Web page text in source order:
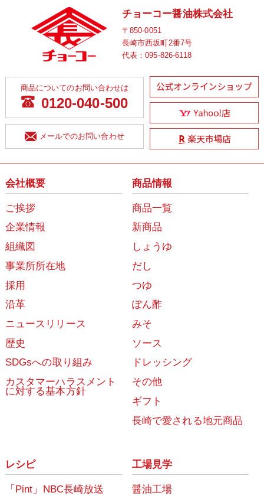
チョーコー醤油株式会社
〒850-0051
長崎市西坂町2番7号
代表：095-826-6118
商品についてのお問い合わせは
0120-040-500
メールでのお問い合わせ
会社概要
ご挨拶
企業情報
組織図
事業所所在地
採用
沿革
ニュースリリース
歴史
SDGsへの取り組み
カスタマーハラスメント
に対する基本方針
商品情報
商品一覧
新商品
しょうゆ
だし
つゆ
ぽん酢
みそ
ソース
ドレッシング
その他
ギフト
長崎で愛される地元商品
レシピ
「Pint」NBC長崎放送
工場見学
醤油工場